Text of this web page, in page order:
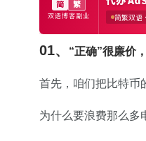
01、 “正确”很廉价
首先，咱们把比特币
为什么要浪费那么多